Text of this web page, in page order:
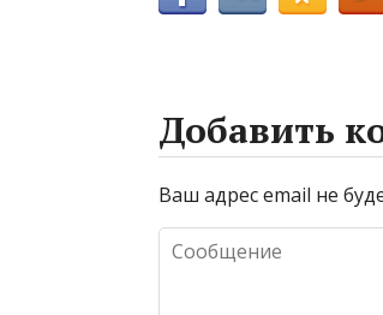
Добавить
Ваш адрес email не